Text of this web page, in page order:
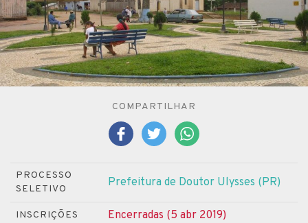
COMPARTILHAR
PROCESSO
SELETIVO
Prefeitura de Doutor Ulysses (PR)
INSCRIÇÕES Encerradas (5 abr 2019)